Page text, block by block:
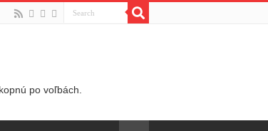
po voľbách.